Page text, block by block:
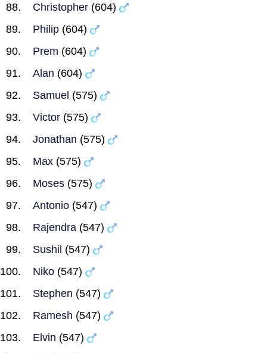
Christopher (604)
Philip (604)
Prem (604)
Alan (604)
Samuel (575)
Victor (575)
Jonathan (575)
Max (575)
Moses (575)
Antonio (547)
Rajendra (547)
Sushil (547)
Niko (547)
Stephen (547)
Ramesh (547)
Elvin (547)